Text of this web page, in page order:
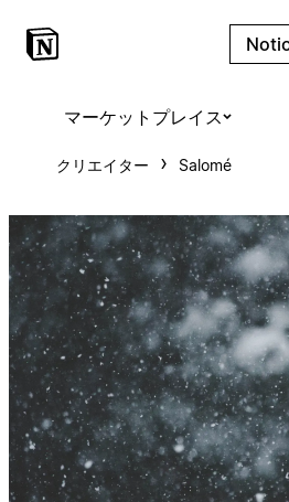
マーケットプレイス
クリエイター Salomé